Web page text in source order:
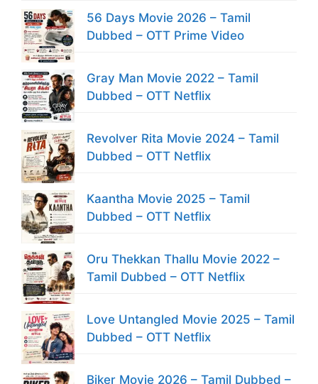
56 Days Movie 2026 – Tamil
Dubbed – OTT Prime Video
Gray Man Movie 2022 – Tamil
Dubbed – OTT Netflix
Revolver Rita Movie 2024 – Tamil
Dubbed – OTT Netflix
Kaantha Movie 2025 – Tamil
Dubbed – OTT Netflix
Oru Thekkan Thallu Movie 2022 –
Tamil Dubbed – OTT Netflix
Love Untangled Movie 2025 – Tamil
Dubbed – OTT Netflix
Biker Movie 2026 – Tamil Dubbed –